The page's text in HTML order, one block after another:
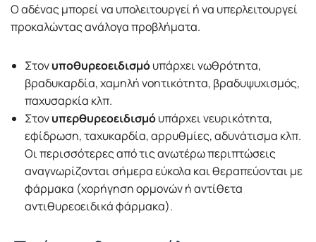
Ο αδένας μπορεί να υπολειτουργεί ή να υπερλειτουργεί
προκαλώντας ανάλογα προβλήματα.
Στονυποθυρεοειδισμόυπάρχει νωθρότητα,
βραδυκαρδία, χαμηλή νοητικότητα, βραδυψυχισμός,
παχυσαρκία κλπ.
Στονυπερθυρεοειδισμόυπάρχει νευρικότητα,
εφίδρωση, ταχυκαρδία, αρρυθμίες, αδυνάτισμα κλπ.
Οι περισσότερες από τις ανωτέρω περιπτώσεις
αναγνωρίζονται σήμερα εύκολα και θεραπεύονται με
φάρμακα (χορήγηση ορμονών ή αντίθετα
αντιθυρεοειδικά φάρμακα).